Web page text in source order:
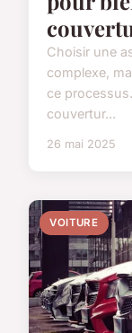
Choisir une
complexe,
ce
couvertur...
26 mai 2025
VOITURE